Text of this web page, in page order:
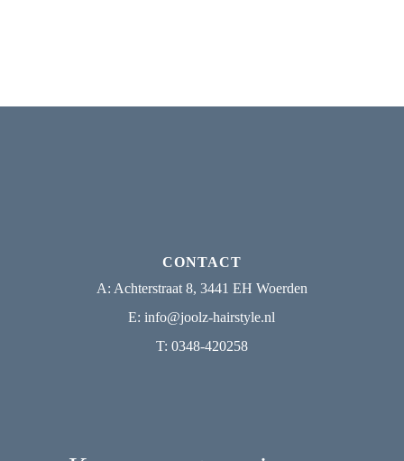
CONTACT
A: Achterstraat 8, 3441 EH Woerden
E:info@joolz-hairstyle.nl
T: 0348-420258